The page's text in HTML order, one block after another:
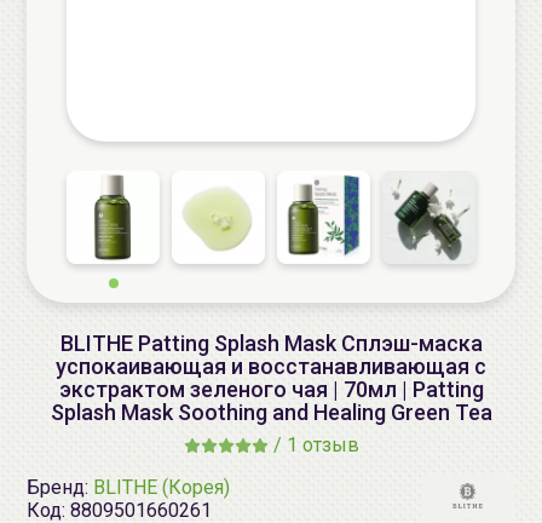
BLITHE Patting Splash Mask Сплэш-маска
успокаивающая и восстанавливающая с
экстрактом зеленого чая | 70мл | Patting
Splash Mask Soothing and Healing Green Tea
/ 1 отзыв
Бренд: BLITHE (Корея)
Код: 8809501660261